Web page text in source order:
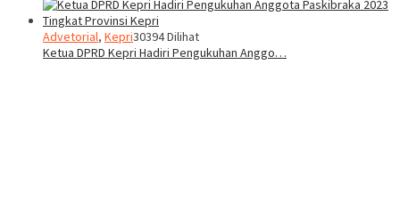
Advetorial, Kepri30394 Dilihat
Ketua DPRD Kepri Hadiri Pengukuhan Anggo…